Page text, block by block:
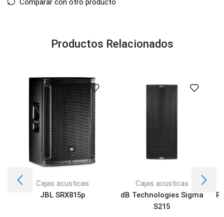
Comparar con otro producto
Productos Relacionados
Cajas acusticas
JBL SRX815p
Cajas acusticas
dB Technologies Sigma
S215